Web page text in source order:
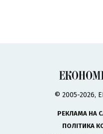
© 2005-2026,
РЕКЛАМА НА
ПОЛІТИКА